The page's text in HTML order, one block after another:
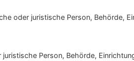
oder juristische Person, Behörde,
Person, Behörde,